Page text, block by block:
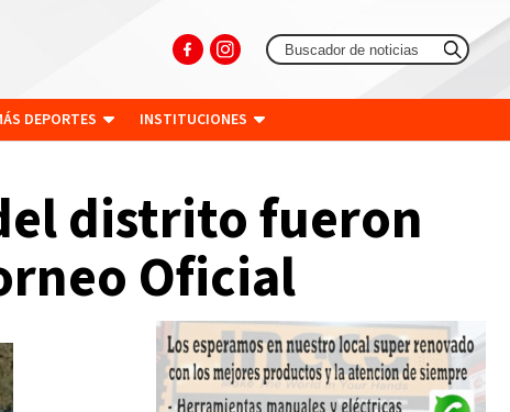
DEPORTES INSTITUCIONES
distrito fueron
Oficial